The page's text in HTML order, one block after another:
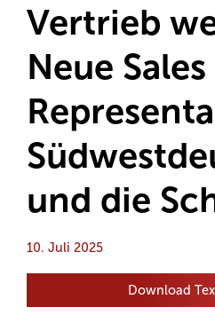
Vertrieb
Neue Sales
und die
10. Juli 2025
Download